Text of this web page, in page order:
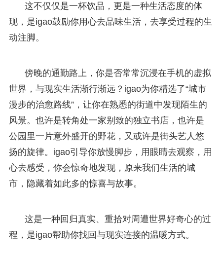
这不仅仅是一杯饮品，更是一种生活态度的体
现，是igao鼓励你用心去品味生活，去享受过程的生
动注脚。
傍晚的通勤路上，你是否常常沉浸在手机的虚拟
世界，与现实生活渐行渐远？igao为你精选了“城市
漫步的治愈路线”，让你在熟悉的街道中发现陌生的
风景。也许是转角处一家别致的独立书店，也许是
公园里一片意外盛开的野花，又或许是街头艺人悠
扬的旋律。igao引导你放慢脚步，用眼睛去观察，用
心去感受，你会惊奇地发现，原来我们生活的城
市，隐藏着如此多的惊喜与故事。
这是一种回归真实、重拾对周遭世界好奇心的过
程，是igao帮助你找回与现实连接的温暖方式。